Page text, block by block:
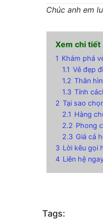
Chúc anh em
Xem chi tiết
1 Khám phá
1.1 Vẻ đẹp
1.2 Thân
1.3 Tính
2 Tại sao
2.1 Hàng
2.2 Phong
2.3 Giá cả
3 Lời kêu gọi
4 Liên hệ
Tags: